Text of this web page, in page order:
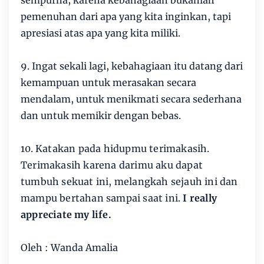
pemenuhan dari apa yang kita inginkan, tapi
apresiasi atas apa yang kita miliki.
9. Ingat sekali lagi, kebahagiaan itu datang dari
kemampuan untuk merasakan secara
mendalam, untuk menikmati secara sederhana
dan untuk memikir dengan bebas.
10. Katakan pada hidupmu terimakasih.
Terimakasih karena darimu aku dapat
tumbuh sekuat ini, melangkah sejauh ini dan
mampu bertahan sampai saat ini.I really
appreciate my life.
Oleh : Wanda Amalia